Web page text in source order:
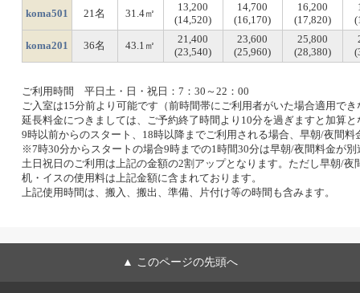
koma501 21名 31.4㎡
13,200
(14,520)
14,700
(16,170)
16,200
(17,820)
koma201 36名 43.1㎡
21,400
(23,540)
23,600
(25,960)
25,800
(28,380)
ご利用時間 平日土・日・祝日：7：30～22：00
ご入室は15分前より可能です（前時間帯にご利用者がいた場合適用で
延長料金につきましては、ご予約終了時間より10分を過ぎますと加算と
9時以前からのスタート、18時以降までご利用される場合、早朝/夜間料
※7時30分からスタートの場合9時までの1時間30分は早朝/夜間料金が
土日祝日のご利用は上記の金額の2割アップとなります。ただし早朝/夜
机・イスの使用料は上記金額に含まれております。
上記使用時間は、搬入、搬出、準備、片付け等の時間も含みます。
▲ このページの先頭へ